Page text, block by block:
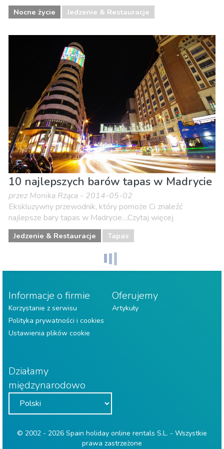
Nocne życie Jedzenie & Restauracje
10 najlepszych barów tapas w Madrycie
przez Monika Rząca - 2014-05-02
Ekskluzywny przewodnik, który pomoże Ci znaleźć
najlepsze bary tapas w Madrycie....Czytaj więcej
Jedzenie & Restauracje Tapas
Informacje o firmie
Korzystanie z serwisu
Polityka prywatności i cookies
Ustawienia plików cookie
Oferujemy
Artykuły
Działamy
międzynarodowo
© 2002 - 2026 Spain holiday online rentals S.L. - Wszystkie
prawa zastrzeżone